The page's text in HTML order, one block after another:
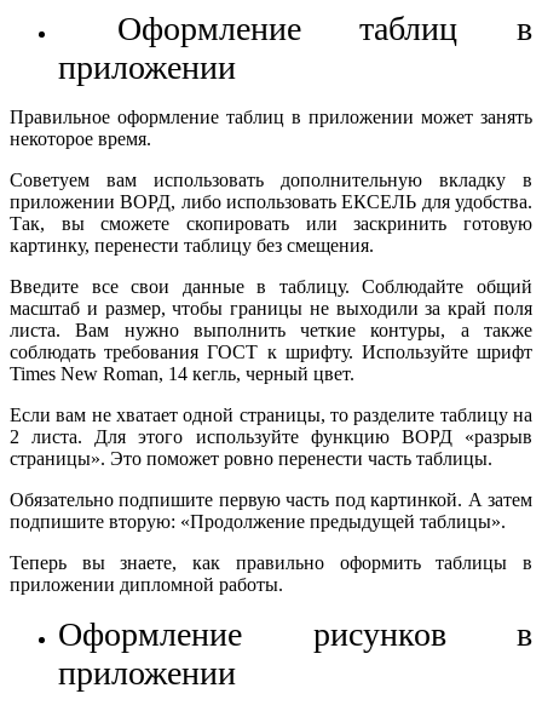
Оформление таблиц в
приложении
Правильное оформление таблиц в приложении может занять
некоторое время.
Советуем вам использовать дополнительную вкладку в
приложении ВОРД, либо использовать ЕКСЕЛЬ для удобства.
Так, вы сможете скопировать или заскринить готовую
картинку, перенести таблицу без смещения.
Введите все свои данные в таблицу. Соблюдайте общий
масштаб и размер, чтобы границы не выходили за край поля
листа. Вам нужно выполнить четкие контуры, а также
соблюдать требования ГОСТ к шрифту. Используйте шрифт
Times New Roman, 14 кегль, черный цвет.
Если вам не хватает одной страницы, то разделите таблицу на
2 листа. Для этого используйте функцию ВОРД «разрыв
страницы». Это поможет ровно перенести часть таблицы.
Обязательно подпишите первую часть под картинкой. А затем
подпишите вторую: «Продолжение предыдущей таблицы».
Теперь вы знаете, как правильно оформить таблицы в
приложении дипломной работы.
Оформление рисунков в
приложении